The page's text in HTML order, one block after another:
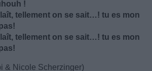
!
tellement on se sait…! tu es mon
tellement on se sait…! tu es mon
& Nicole Scherzinger)